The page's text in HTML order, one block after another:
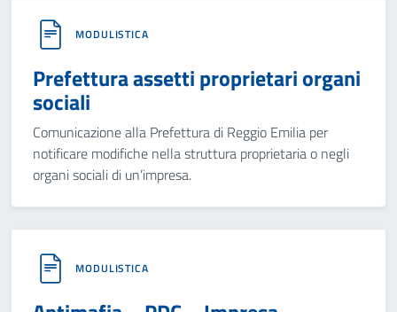
MODULISTICA
Prefettura assetti proprietari organi
sociali
Comunicazione alla Prefettura di Reggio Emilia per
notificare modifiche nella struttura proprietaria o negli
organi sociali di un’impresa.
MODULISTICA